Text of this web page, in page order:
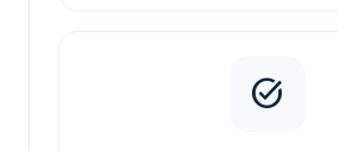
task_alt